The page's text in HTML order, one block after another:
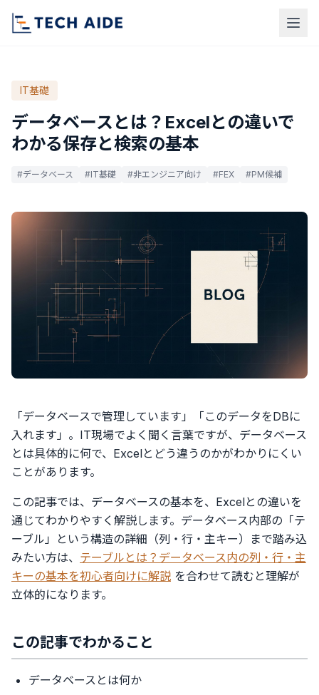
IT基礎
データベースとは？Excelとの違いで
わかる保存と検索の基本
#データベース #IT基礎 #非エンジニア向け #FEX #PM候補
「データベースで管理しています」「このデータをDBに
入れます」。IT現場でよく聞く言葉ですが、データベース
とは具体的に何で、Excelとどう違うのかがわかりにくい
ことがあります。
この記事では、データベースの基本を、Excelとの違いを
通じてわかりやすく解説します。データベース内部の「テ
ーブル」という構造の詳細（列・行・主キー）まで踏み込
みたい方は、 テーブルとは？データベース内の列・行・主
キーの基本を初心者向けに解説 を合わせて読むと理解が
立体的になります。
この記事でわかること
データベースとは何か